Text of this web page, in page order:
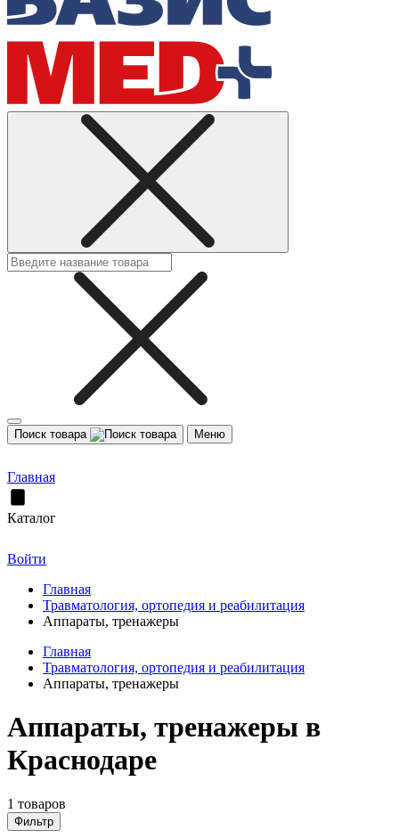
Поиск товара Меню
Главная
Каталог
Войти
Главная
Травматология, ортопедия и реабилитация
Аппараты, тренажеры
Главная
Травматология, ортопедия и реабилитация
Аппараты, тренажеры
Аппараты, тренажеры в
Краснодаре
1 товаров
Фильтр